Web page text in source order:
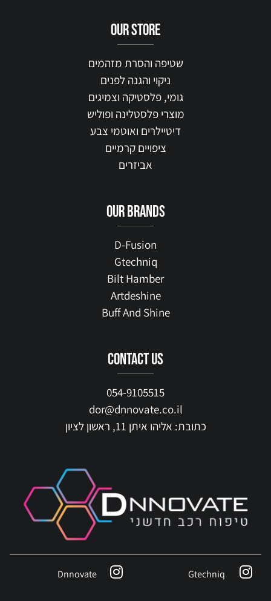
our STORE
שטיפה והסרת מזהמים
ניקוי והגנה לפנים
גומי, פלסטיקה וצמיגים
מוצרי פלסטלינה ופוליש
דיטיילרים ואוטמי צבע
ציפויים קרמיים
אביזרים
our brands
D-Fusion
Gtechniq
Bilt Hamber
Artdeshine
Buff And Shine
contact us
054-9105515
dor@dnnovate.co.il
כתובת: אליהו איתן 11, ראשון לציון
Gtechniq
Dnnovate